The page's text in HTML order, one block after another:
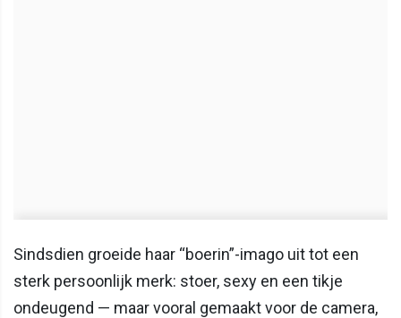
Sindsdien groeide haar “boerin”-imago uit tot een
sterk persoonlijk merk: stoer, sexy en een tikje
ondeugend — maar vooral gemaakt voor de camera,